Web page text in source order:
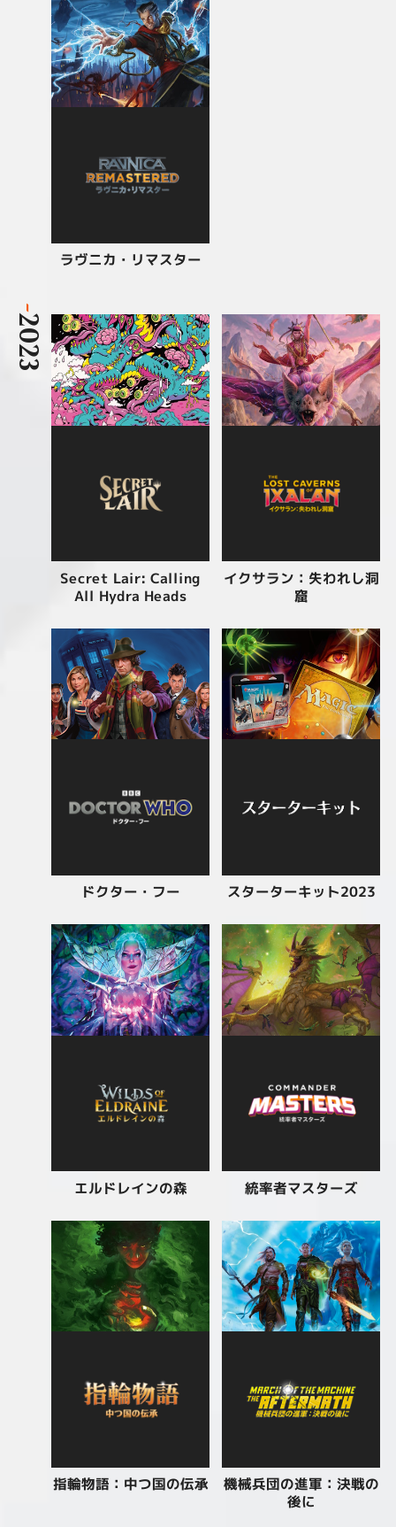
ラヴニカ・リマスター
-
2023
Secret Lair: Calling
All Hydra Heads
イクサラン：失われし洞
窟
ドクター・フー スターターキット2023
エルドレインの森 統率者マスターズ
指輪物語：中つ国の伝承 機械兵団の進軍：決戦の
後に